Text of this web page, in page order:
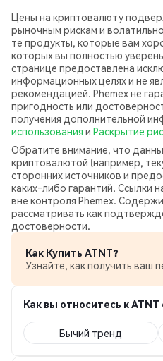
Цены на криптовалюту
рыночным рискам и
те продукты, которые вам
которых вы полностью
странице предоставлена
информационных целях и не
рекомендацией. Phemex не
пригодность или
получения дополнительной
использования и Раскрытие
Обратите внимание, что
криптовалютой (например,
сторонних источников и
каких‑либо гарантий. Ссылки
вне контроля Phemex.
рассматривать как
достоверности.
Как Купить ATNT?
Узнайте, как получить ваш
Как вы относитесь к ATNT
Бычий тренд